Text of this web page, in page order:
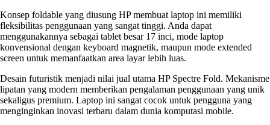
Konsep foldable yang diusung HP membuat laptop ini memiliki
fleksibilitas penggunaan yang sangat tinggi. Anda dapat
menggunakannya sebagai tablet besar 17 inci, mode laptop
konvensional dengan keyboard magnetik, maupun mode extended
screen untuk memanfaatkan area layar lebih luas.
Desain futuristik menjadi nilai jual utama HP Spectre Fold. Mekanisme
lipatan yang modern memberikan pengalaman penggunaan yang unik
sekaligus premium. Laptop ini sangat cocok untuk pengguna yang
menginginkan inovasi terbaru dalam dunia komputasi mobile.